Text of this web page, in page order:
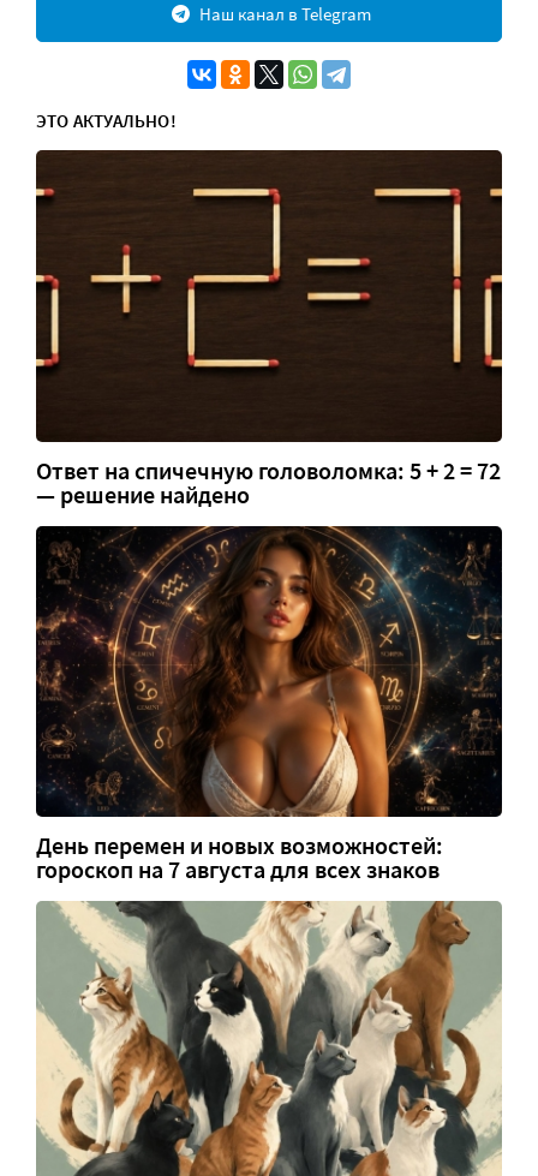
Наш канал в Telegram
ЭТО АКТУАЛЬНО!
Ответ на спичечную головоломка: 5 + 2 = 72
— решение найдено
День перемен и новых возможностей:
гороскоп на 7 августа для всех знаков